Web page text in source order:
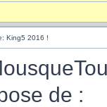
King5 2016 !
de :